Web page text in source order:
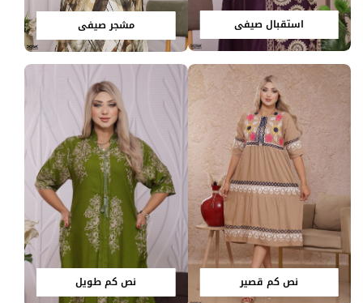
استقبال صيفي مشجر صيفي
نص كم قصير نص كم طويل